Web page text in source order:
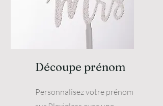
Découpe prénom
Personnalisez votre prénom